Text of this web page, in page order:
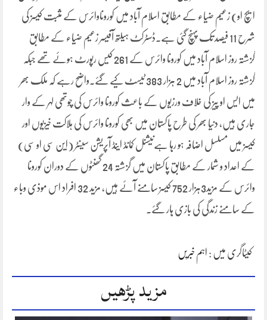
ایچ او) زعیم ضیاء کے مطابق اسلام آباد میں کوروناوائرس کے مثبت کیسز کی
شرح 11 فیصد تک پہنچ گئی ہے۔ڈسٹرکٹ ہیلتھ آفیسر زعیم ضیاء کے مطابق
گزشتہ روز اسلام آباد میں کورونا وائرس کے 261 کیس رپورٹ ہوئے تھے جبکہ
گزشتہ روز اسلام آباد میں 2 ہزار 383 ٹیسٹ کیے گئے۔واضح رہے کہ ملک بھر
میں ایس او پیز کی خلاف ورزیوں کے باعث کورونا وائرس کی چوتھی لہر کے وار
جاری ہیں، دنیا بھر کی طرح پاکستان میں بھی کورونا وائرس کی ہلاکت خیزیوں اور
کیسز میں مسلسل اضافہ ہو رہا ہےنیشنل کمانڈ اینڈ آپریشن سینٹر (این سی او سی)
کے اعداد و شمار کے مطابق پاکستان میں گزشتہ 24 گھنٹوں کے دوران کورونا
وائرس کے مزید3ہزار 752 کیسز سامنے آئے ہیں، مزید 32 افراد اس موذی وباء
کے سامنے زندگی کی بازی ہار گئے۔
کیٹاگری میں : اہم خبریں
مزید پڑھیں